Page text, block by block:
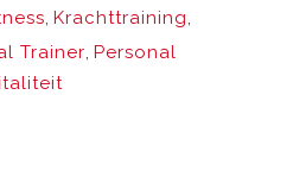
, Krachttraining,
Trainer, Personal